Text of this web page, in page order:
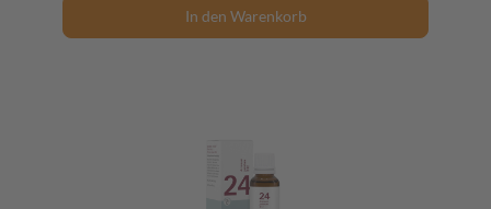
In den Warenkorb